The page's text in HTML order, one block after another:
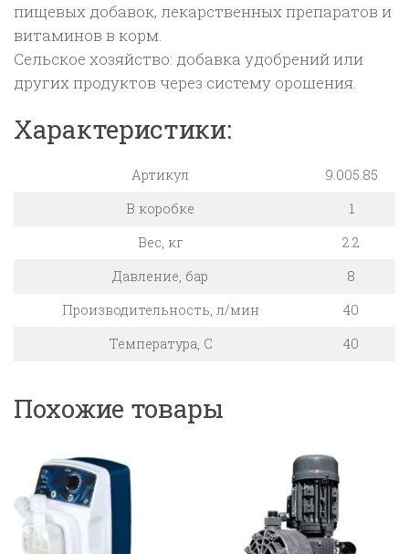
пищевых добавок, лекарственных препаратов и
витаминов в корм.
Сельское хозяйство: добавка удобрений или
других продуктов через систему орошения.
Характеристики:
Артикул
9.005.85
В коробке
1
Вес, кг
2.2
Давление, бар
8
Производительность, л/мин
40
Температура, C
40
Похожие товары